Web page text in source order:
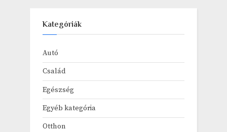
Kategóriák
Autó
Család
Egészség
Egyéb kategória
Otthon